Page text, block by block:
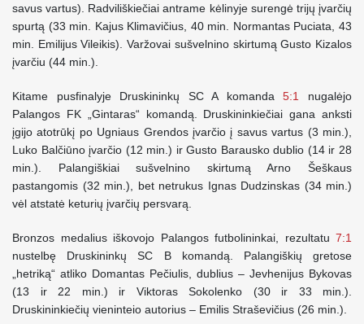
savus vartus). Radviliškiečiai antrame kėlinyje surengė trijų įvarčių
spurtą (33 min. Kajus Klimavičius, 40 min. Normantas Puciata, 43
min. Emilijus Vileikis). Varžovai sušvelnino skirtumą Gusto Kizalos
įvarčiu (44 min.).
Kitame pusfinalyje Druskininkų SC A komanda5:1
nugalėjo
Palangos FK „Gintaras“ komandą. Druskininkiečiai gana anksti
įgijo atotrūkį po Ugniaus Grendos įvarčio į savus vartus (3 min.),
Luko Balčiūno įvarčio (12 min.) ir Gusto Barausko dublio (14 ir 28
min.). Palangiškiai sušvelnino skirtumą Arno Šeškaus
pastangomis (32 min.), bet netrukus Ignas Dudzinskas (34 min.)
vėl atstatė keturių įvarčių persvarą.
Bronzos medalius iškovojo Palangos futbolininkai, rezultatu 7:1
nustelbę Druskininkų SC B komandą. Palangiškių gretose
„hetriką“ atliko Domantas Pečiulis, dublius – Jevhenijus Bykovas
(13 ir 22 min.) ir Viktoras Sokolenko (30 ir 33 min.).
Druskininkiečių vieninteio autorius – Emilis Straševičius (26 min.).